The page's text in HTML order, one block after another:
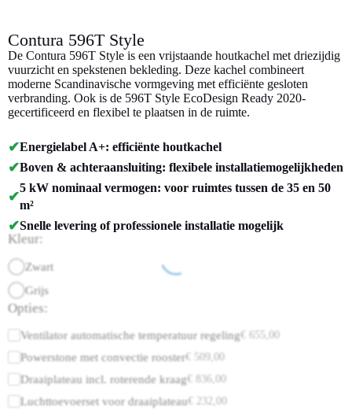
Contura 596T Style
De Contura 596T Style is een vrijstaande houtkachel met driezijdig
vuurzicht en spekstenen bekleding. Deze kachel combineert
moderne Scandinavische vormgeving met efficiënte gesloten
verbranding. Ook is de 596T Style EcoDesign Ready 2020-
gecertificeerd en flexibel te plaatsen in de ruimte.
✔Energielabel A+: efficiënte houtkachel
✔Boven & achteraansluiting: flexibele installatiemogelijkheden
✔
5 kW nominaal vermogen: voor ruimtes tussen de 35 en 50
m²
✔Snelle levering of professionele installatie mogelijk
Kleur:
Zwart
Grijs
Opties:
Ventilator automatische temperatuur regeling€ 655,00
Powerstone met convectie rooster€ 509,00
Draaiplateau incl. roterende kraag€ 836,00
Luchttoevoerset voor draaiplateau€ 232,00